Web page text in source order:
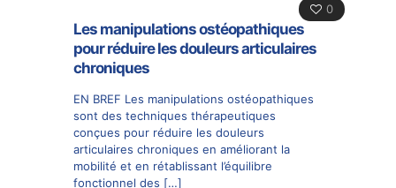
0
Les manipulations ostéopathiques
pour réduire les douleurs articulaires
chroniques
EN BREF Les manipulations ostéopathiques
sont des techniques thérapeutiques
conçues pour réduire les douleurs
articulaires chroniques en améliorant la
mobilité et en rétablissant l’équilibre
fonctionnel des […]